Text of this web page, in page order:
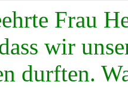
Frau
wir
durften.